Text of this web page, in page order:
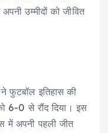
उम्मीदों को जीवित
फुटबॉल इतिहास की
6-0 से रौंद दिया। इस
में अपनी पहली जीत